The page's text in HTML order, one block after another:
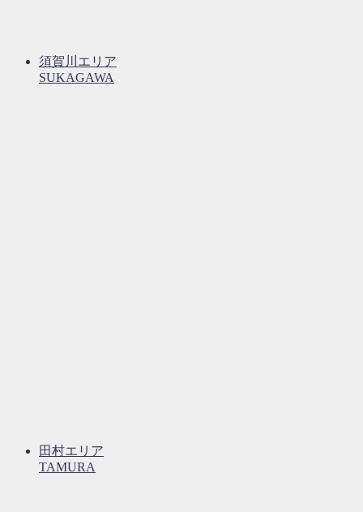
須賀川エリア
SUKAGAWA
田村エリア
TAMURA